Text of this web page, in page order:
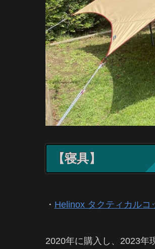
【寝具】
・ Helinox タクティカルコ
2020年に購入し、2023年